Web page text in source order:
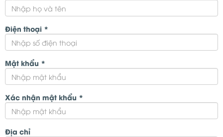
Điện thoại *
Mật khẩu *
Xác nhận mật khẩu *
Địa chỉ